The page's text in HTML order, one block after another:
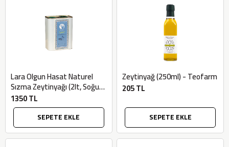
Lara Olgun Hasat Naturel
Sızma Zeytinyağı (2lt, Soğuk
Sıkım) - Bilgem Zeytincilik
1350 TL
SEPETE EKLE
Zeytinyağ (250ml) - Teofarm
205 TL
SEPETE EKLE